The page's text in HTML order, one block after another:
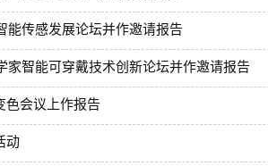
能传感发展论坛并作邀请报告
家智能可穿戴技术创新论坛并作邀请报告
色会议上作报告
动